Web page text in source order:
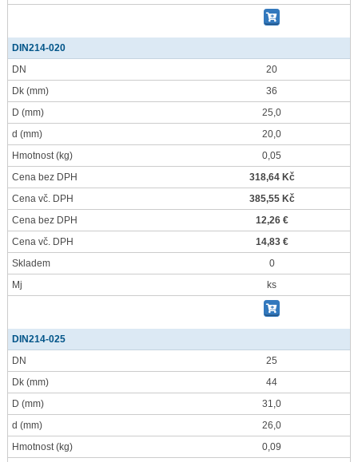
DIN214-020
DN
20
Dk (mm)
36
D (mm)
25,0
d (mm)
20,0
Hmotnost(kg)
0,05
Cena bez DPH
318,64 Kč
Cena vč. DPH
385,55 Kč
Cena bez DPH
12,26 €
Cena vč. DPH
14,83 €
Skladem
0
Mj
ks
DIN214-025
DN
25
Dk (mm)
44
D (mm)
31,0
d (mm)
26,0
Hmotnost(kg)
0,09